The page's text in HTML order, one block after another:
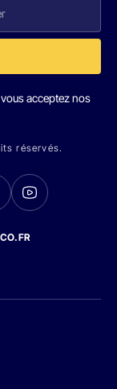
acceptez nos
réservés.